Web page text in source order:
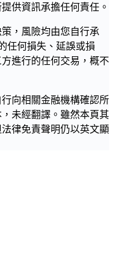
供資訊承擔任何責任。
，風險均由您自行承
任何損失、延誤或損
進行的任何交易，概不
向相關金融機構確認所
未經翻譯。雖然本頁其
律免責聲明仍以英文顯